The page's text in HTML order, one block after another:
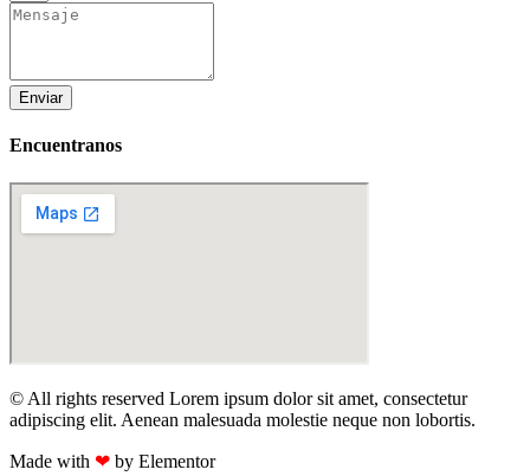
Enviar
Encuentranos
© All rights reserved Lorem ipsum dolor sit amet, consectetur
adipiscing elit. Aenean malesuada molestie neque non lobortis.
Made with ❤ by Elementor​​